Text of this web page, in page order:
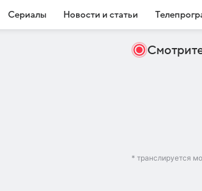
Сериалы Новости и статьи
* транслируется